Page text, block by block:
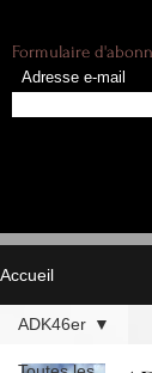
Formulaire
Accueil
ADK46er